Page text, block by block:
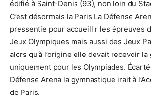
édifié à Saint-Denis (93), non loin du
C’est désormais la Paris La Défense
pressentie pour accueillir les épreuves
Jeux Olympiques mais aussi des Jeux
alors qu’à l’origine elle devait recevoir la
uniquement pour les Olympiades.
Défense Arena la gymnastique irait à
de Paris.